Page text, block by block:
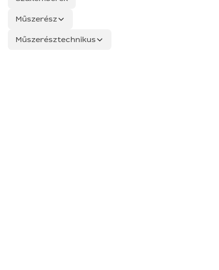
Műszerész
Műszerésztechnikus